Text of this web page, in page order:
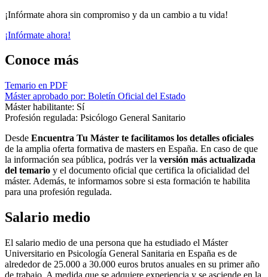
¡Infórmate ahora sin compromiso y da un cambio a tu vida!
¡Infórmate ahora!
Conoce más
Temario en PDF
Máster aprobado por: Boletín Oficial del Estado
Máster habilitante: Sí
Profesión regulada: Psicólogo General Sanitario
Desde Encuentra Tu Máster te facilitamos los detalles oficiales
de la amplia oferta formativa de masters en España. En caso de que
la información sea pública, podrás ver la versión más actualizada
del temario y el documento oficial que certifica la oficialidad del
máster. Además, te informamos sobre si esta formación te habilita
para una profesión regulada.
Salario medio
El salario medio de una persona que ha estudiado el Máster
Universitario en Psicología General Sanitaria en España es de
alrededor de 25.000 a 30.000 euros brutos anuales en su primer año